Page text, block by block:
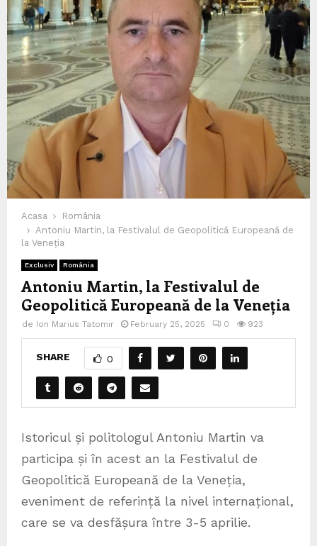
Acasa
România
Antoniu Martin, la Festivalul de Geopolitică Europeană de
la Veneția
Exclusiv România
Antoniu Martin, la Festivalul de
Geopolitică Europeană de la Veneția
de Ion Marius Tatomir February 25, 2025 0 923
SHARE 0
Istoricul și politologul Antoniu Martin va
participa și în acest an la Festivalul de
Geopolitică Europeană de la Veneția,
eveniment de referință la nivel internațional,
care se va desfășura între 3-5 aprilie.